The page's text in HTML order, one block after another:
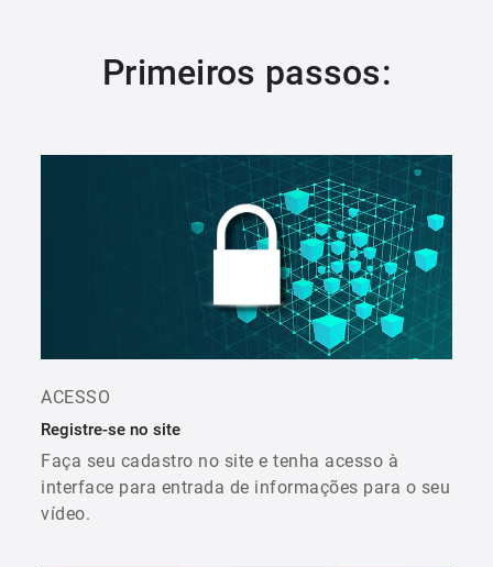
Primeiros passos:
ACESSO
Registre-se no site
Faça seu cadastro no site e tenha acesso à
interface para entrada de informações para o seu
vídeo.